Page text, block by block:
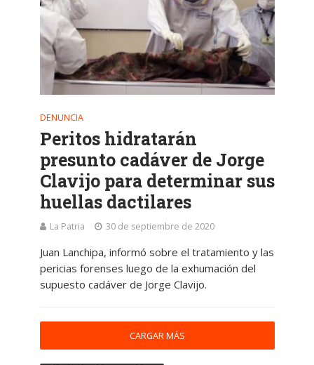
DENUNCIA
Peritos hidratarán
presunto cadáver de Jorge
Clavijo para determinar sus
huellas dactilares
La Patria 30 de septiembre de 2020
Juan Lanchipa, informó sobre el tratamiento y las
pericias forenses luego de la exhumación del
supuesto cadáver de Jorge Clavijo.
CARGAR MÁS